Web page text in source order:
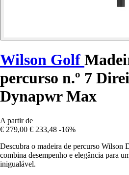
Wilson Golf
percurso n.º 7
Dynapwr Max
A partir de
€ 279,00 € 233,48 -16%
Descubra o madeira de percurso
combina desempenho e elegância para
inigualável.